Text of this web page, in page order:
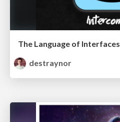
The Language of Interfaces
destraynor